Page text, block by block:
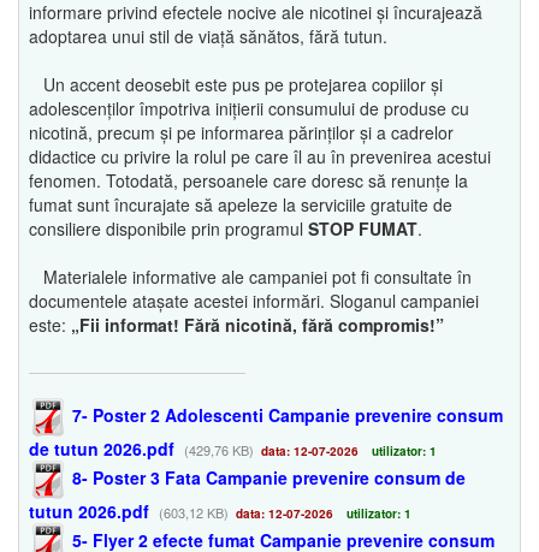
informare privind efectele nocive ale nicotinei și încurajează
adoptarea unui stil de viață sănătos, fără tutun.
Un accent deosebit este pus pe protejarea copiilor și
adolescenților împotriva inițierii consumului de produse cu
nicotină, precum și pe informarea părinților și a cadrelor
didactice cu privire la rolul pe care îl au în prevenirea acestui
fenomen. Totodată, persoanele care doresc să renunțe la
fumat sunt încurajate să apeleze la serviciile gratuite de
consiliere disponibile prin programul STOP FUMAT.
Materialele informative ale campaniei pot fi consultate în
documentele atașate acestei informări. Sloganul campaniei
este: „Fii informat! Fără nicotină, fără compromis!”
7- Poster 2 Adolescenti Campanie prevenire consum
de tutun 2026.pdf (429,76 KB) data: 12-07-2026 utilizator: 1
8- Poster 3 Fata Campanie prevenire consum de
tutun 2026.pdf (603,12 KB) data: 12-07-2026 utilizator: 1
5- Flyer 2 efecte fumat Campanie prevenire consum